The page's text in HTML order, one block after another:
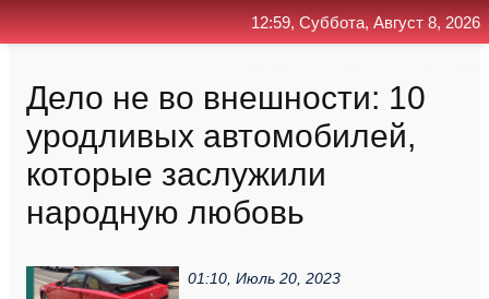
Дело не во внешности: 10
уродливых автомобилей,
которые заслужили
народную любовь
01:10, Июль 20, 2023
12:59, Суббота, Август 8, 2026